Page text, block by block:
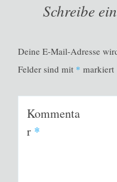
Schreibe
Deine E-Mail-Adresse
Felder sind mit * markiert
Kommenta
r *